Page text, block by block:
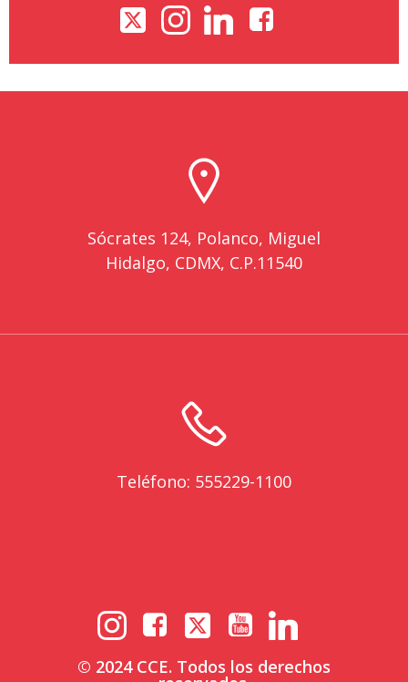
Sócrates 124, Polanco, Miguel
Hidalgo, CDMX, C.P.11540
Teléfono: 555229-1100
© 2024 CCE. Todos los derechos